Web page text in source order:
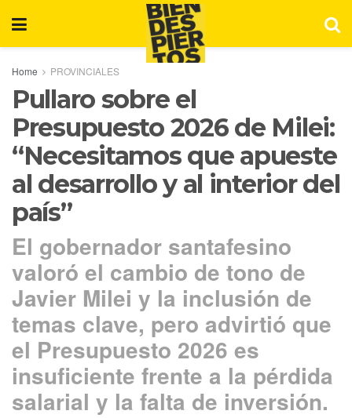
Home PROVINCIALES
Pullaro sobre el
Presupuesto 2026 de Milei:
“Necesitamos que apueste
al desarrollo y al interior del
país”
El gobernador santafesino
valoró el cambio de tono de
Javier Milei y la inclusión de
temas clave, pero advirtió que
el Presupuesto 2026 es
insuficiente frente a la pérdida
salarial y la falta de inversión.